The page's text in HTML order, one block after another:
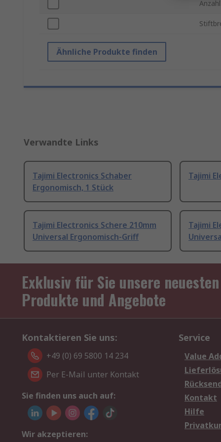
Ähnliche Produkte finden
Verwandte Links
Tajimi Electronics Schaber
Ergonomisch, 1 Stück
Tajimi
Tajimi Electronics Schere 210mm
Universal Ergonomisch-Griff
Tajimi
Exklusiv für Sie unsere neuesten
Produkte und Angebote
Kontaktieren Sie uns:
+49 (0) 69 5800 14 234
Per E-Mail unter Kontakt
Sie finden uns auch auf:
Wir akzeptieren:
Service
Value
Kontakt
Hilfe